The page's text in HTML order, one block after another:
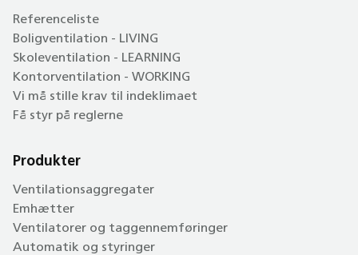
Referenceliste
Boligventilation - LIVING
Skoleventilation - LEARNING
Kontorventilation - WORKING
Vi må stille krav til indeklimaet
Få styr på reglerne
Produkter
Ventilationsaggregater
Emhætter
Ventilatorer og taggennemføringer
Automatik og styringer